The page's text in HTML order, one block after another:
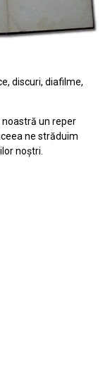
discuri, diafilme,
un reper
ne străduim
noştri.